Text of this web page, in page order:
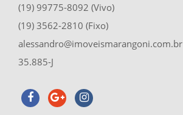
(19) 99775-8092 (Vivo)
(19) 3562-2810 (Fixo)
alessandro@imoveismarangoni.com.br
35.885-J